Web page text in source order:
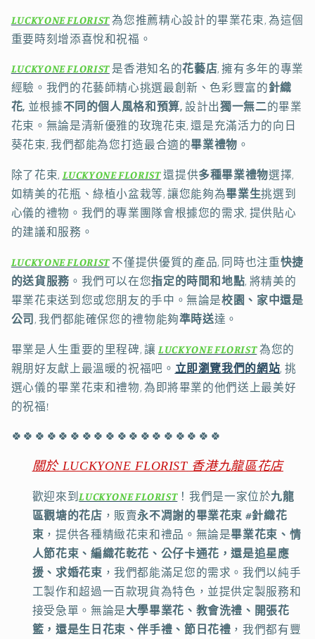
LUCKYONE FLORIST為您推薦精心設計的畢業花束, 為這個
重要時刻增添喜悅和祝福。
LUCKYONE FLORIST是香港知名的花藝店, 擁有多年的專業
經驗。我們的花藝師精心挑選最創新、色彩豐富的針織
花, 並根據不同的個人風格和預算, 設計出獨一無二的畢業
花束。無論是清新優雅的玫瑰花束, 還是充滿活力的向日
葵花束, 我們都能為您打造最合適的畢業禮物 。
除了花束,LUCKYONE FLORIST還提供多種畢業禮物選擇,
如精美的花瓶、綠植小盆栽等, 讓您能夠為畢業生挑選到
心儀的禮物。我們的專業團隊會根據您的需求, 提供貼心
的建議和服務。
LUCKYONE FLORIST不僅提供優質的產品, 同時也注重快捷
的送貨服務 。我們可以在您指定的時間和地點, 將精美的
畢業花束送到您或您朋友的手中。無論是校園、家中還是
公司 , 我們都能確保您的禮物能夠準時送達。
畢業是人生重要的里程碑, 讓 LUCKYONE FLORIST為您的
親朋好友獻上最溫暖的祝福吧。 立即瀏覽我們的網站, 挑
選心儀的畢業花束和禮物, 為即將畢業的他們送上最美好
的祝福!
🍀 🍀 🍀 🍀 🍀 🍀 🍀 🍀 🍀 🍀 🍀 🍀 🍀 🍀 🍀 🍀 🍀 🍀
關於 LUCKYONE FLORIST香港九龍區花店
歡迎來到LUCKYONE FLORIST！我們是一家位於九龍
區觀塘的花店 ，販賣永不凋謝的畢業花束 #針織花
束 ，提供各種精緻花束和禮品。無論是畢業花束、情
人節花束、編織花乾花、公仔卡通花，還是追星應
援、求婚花束 ，我們都能滿足您的需求。我們以純手
工製作和超過一百款現貨為特色，並提供定製服務和
接受急單。無論是大學畢業花、教會洗禮、開張花
籃，還是生日花束、伴手禮、節日花禮 ，我們都有豐